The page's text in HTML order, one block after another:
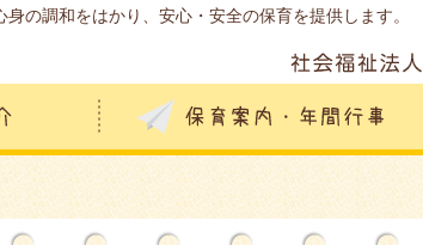
の調和をはかり、安心・安全の保育を提供します。